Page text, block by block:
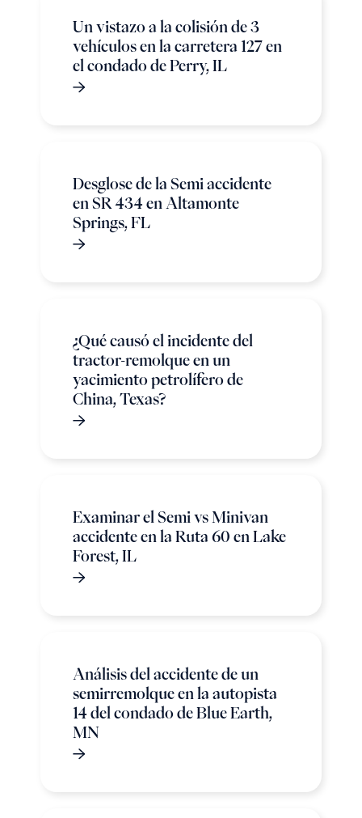
Un vistazo a la colisión de 3
vehículos en la carretera 127 en
el condado de Perry, IL
Desglose de la Semi accidente
en SR 434 en Altamonte
Springs, FL
¿Qué causó el incidente del
tractor-remolque en un
yacimiento petrolífero de
China, Texas?
Examinar el Semi vs Minivan
accidente en la Ruta 60 en Lake
Forest, IL
Análisis del accidente de un
semirremolque en la autopista
14 del condado de Blue Earth,
MN